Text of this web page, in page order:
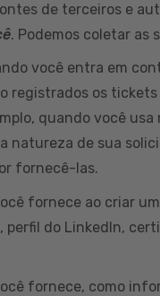
de terceiros e
. Podemos coletar as
você entra em
registrados os
quando você
natureza de sua
fornecê-las.
fornece ao criar
do LinkedIn,
fornece, como